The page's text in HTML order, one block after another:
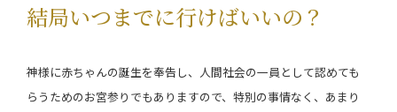
結局いつまでに行けばいいの？
神様に赤ちゃんの誕生を奉告し、人間社会の一員として認めても
らうためのお宮参りでもありますので、特別の事情なく、あまり